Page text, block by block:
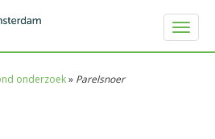
Toggle
onderzoek» Parelsnoer